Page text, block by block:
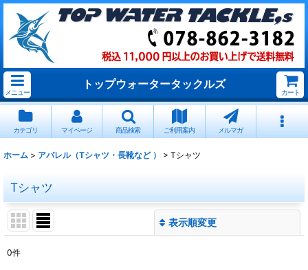
メニュー
トップウォータータックルズ
カート
カテゴリ マイページ 商品検索 ご利用案内 メルマガ
ホーム > アパレル（Tシャツ・長靴など ） > Tシャツ
Tシャツ
表示順変更
0件